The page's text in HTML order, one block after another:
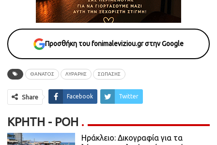
Προσθήκη του fonimaleviziou.gr στην Google
ΘΑΝΑΤΟΣ ΛΥΡΑΡΗΣ ΣΩΠΑΣΗΣ
Share Facebook Twitter
ΚΡΉΤΗ - ΡΟΗ
Ηράκλειο: Δικογραφία για τα